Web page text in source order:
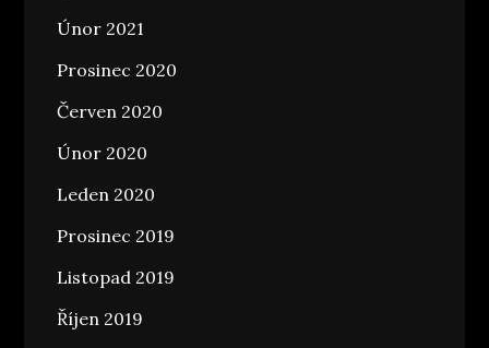
Únor 2021
Prosinec 2020
Červen 2020
Únor 2020
Leden 2020
Prosinec 2019
Listopad 2019
Říjen 2019